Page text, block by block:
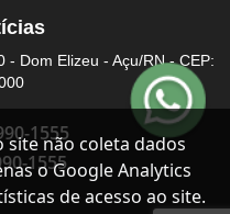
Dom Elizeu - Açu/RN - CEP:
1555
1555
site não coleta dados
o Google Analytics
de acesso ao site.